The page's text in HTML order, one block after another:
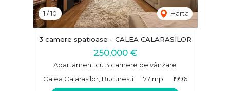
1 /10 Harta
3 camere spatioase - CALEA CALARASILOR
250,000 €
Apartament cu 3 camere de vânzare
Calea Calarasilor, Bucuresti
77 mp 1996